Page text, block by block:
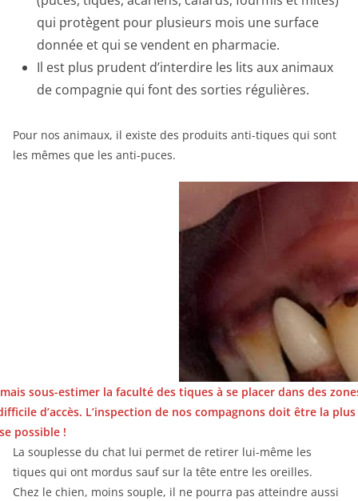
qui protègent pour plusieurs mois une surface
donnée et qui se vendent en pharmacie.
Il est plus prudent d’interdire les lits aux animaux
de compagnie qui font des sorties régulières.
Pour nos animaux, il existe des produits anti-tiques qui sont
les mêmes que les anti-puces.
sous-estimer la faculté des tiques à se placer dans des
d’accès. L’inspection de nos compagnons doit être la plus
possible !
La souplesse du chat lui permet de retirer lui-même les
tiques qui ont mordus sauf sur la tête entre les oreilles.
Chez le chien, moins souple, il ne pourra pas atteindre aussi